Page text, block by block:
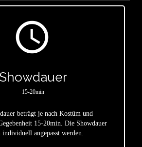
access_time
Showdauer
15-20min
beträgt je nach Kostüm und
15-20min. Die Showdauer
individuell angepasst werden.